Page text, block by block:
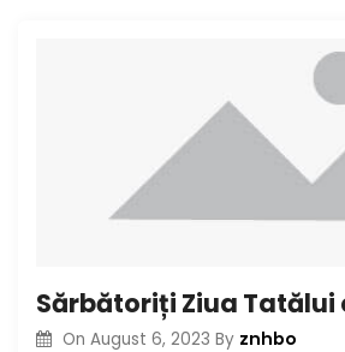
On August 6, 2023 By znhbo